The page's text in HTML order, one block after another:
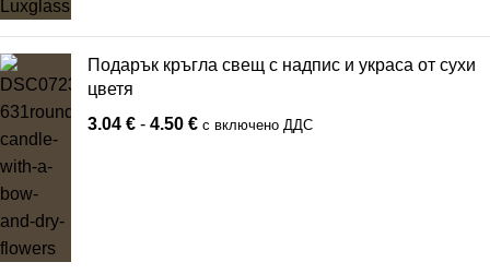
Подарък кръгла свещ с надпис и украса от сухи
цветя
3.04 € - 4.50 € с включено ДДС